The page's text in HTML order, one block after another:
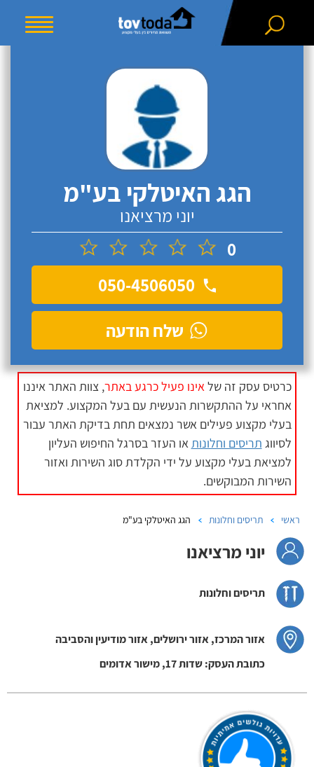
כרטיס עסק זה שלאינו פעיל כרגע באתר, צוות האתר איננו
אחראי על ההתקשרות הנעשית עם בעל המקצוע. למציאת
בעלי מקצוע פעילים אשר נמצאים תחת בדיקת האתר עבור
לסיווג תריסים וחלונותאו העזר בסרגל החיפוש העליון
למציאת בעלי מקצוע על ידי הקלדת סוג השירות ואזור
השירות המבוקשים.
ראשי תריסים וחלונות הגג האיטלקי בע"מ
יוני מרציאנו
תריסים וחלונות
אזור המרכז, אזור ירושלים, אזור מודיעין והסביבה
כתובת העסק: שדות 17, מישור אדומים
הגג האיטלקי בע"מ
יוני מרציאנו
0
050-4506050
שלח הודעה